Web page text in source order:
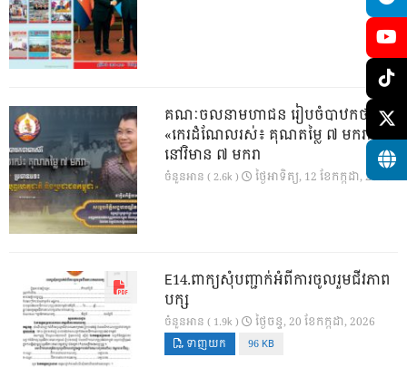
គណៈចលនាមហាជន រៀបចំបាឋកថាស៊េរី
«កេរដំណែលរស់៖ គុណតម្លៃ ៧ មករា»
នៅវិមាន ៧ មករា
ចំនួនអាន ( 2.6k ) ថ្ងៃ​អាទិត្យ, 12 ខែ​កក្កដា, 2026
E14.ពាក្យសុំបញ្ជាក់អំពីការចូលរួមជីវភាព
បក្ស
ចំនួនអាន ( 1.9k ) ថ្ងៃ​ចន្ទ, 20 ខែ​កក្កដា, 2026
ទាញយក 96 KB